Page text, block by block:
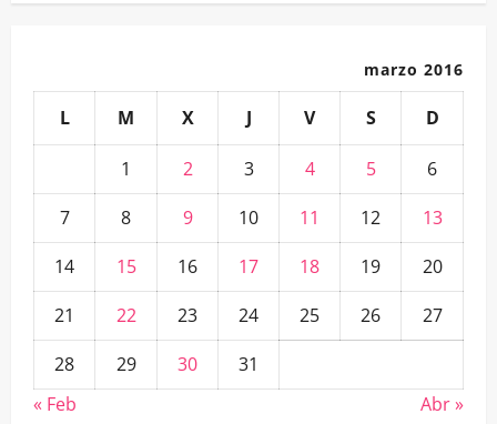
marzo 2016
L M X J V S D
1 2 3 4 5
6
7
8 9 10 11 12
13
14
15 16 17 18 19
20
21
22 23 24 25 26
27
28
29 30
31
« Feb
Abr »